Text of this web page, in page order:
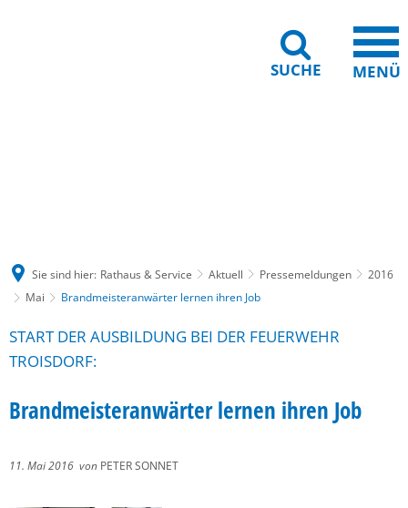
SUCHE MENÜ
Sie sind hier: Rathaus & Service Aktuell Pressemeldungen
2016
Mai
Brandmeisteranwärter lernen ihren Job
START DER AUSBILDUNG BEI DER FEUERWEHR
TROISDORF:
Brandmeisteranwärter lernen ihren Job
11. Mai 2016 von PETER SONNET